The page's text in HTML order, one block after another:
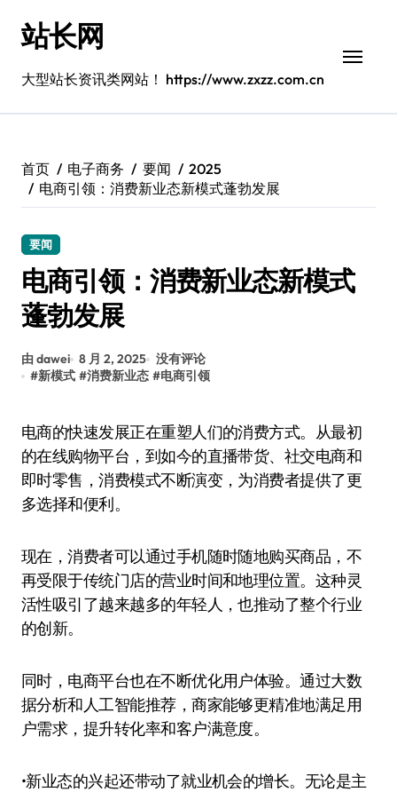
站长网
大型站长资讯类网站！ https://www.zxzz.com.cn
首页 电子商务 要闻
2025
电商引领：消费新业态新模式蓬勃发展
要闻
电商引领：消费新业态新模式
蓬勃发展
由 dawei 8 月 2, 2025 没有评论
#新模式 #消费新业态 #电商引领
电商的快速发展正在重塑人们的消费方式。从最初
的在线购物平台，到如今的直播带货、社交电商和
即时零售，消费模式不断演变，为消费者提供了更
多选择和便利。
现在，消费者可以通过手机随时随地购买商品，不
再受限于传统门店的营业时间和地理位置。这种灵
活性吸引了越来越多的年轻人，也推动了整个行业
的创新。
同时，电商平台也在不断优化用户体验。通过大数
据分析和人工智能推荐，商家能够更精准地满足用
户需求，提升转化率和客户满意度。
•新业态的兴起还带动了就业机会的增长。无论是主